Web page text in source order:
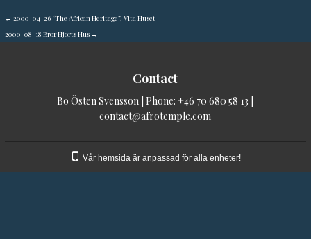
← 2000-04-26 “The African Heritage”, Vita Huset
2000-08-18 Bror Hjorts Hus →
Contact
Bo Östen Svensson | Phone:+46 70 680 58 13
contact@afrotemple.com
Vår hemsida är anpassad för alla enheter!